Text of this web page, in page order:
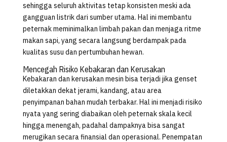
sehingga seluruh aktivitas tetap konsisten meski ada
gangguan listrik dari sumber utama. Hal ini membantu
peternak meminimalkan limbah pakan dan menjaga ritme
makan sapi, yang secara langsung berdampak pada
kualitas susu dan pertumbuhan hewan.
Mencegah Risiko Kebakaran dan Kerusakan
Kebakaran dan kerusakan mesin bisa terjadi jika genset
diletakkan dekat jerami, kandang, atau area
penyimpanan bahan mudah terbakar. Hal ini menjadi risiko
nyata yang sering diabaikan oleh peternak skala kecil
hingga menengah, padahal dampaknya bisa sangat
merugikan secara finansial dan operasional. Penempatan